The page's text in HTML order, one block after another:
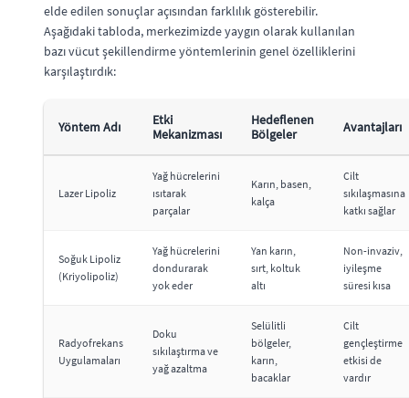
elde edilen sonuçlar açısından farklılık gösterebilir.
Aşağıdaki tabloda, merkezimizde yaygın olarak kullanılan
bazı vücut şekillendirme yöntemlerinin genel özelliklerini
karşılaştırdık:
Yöntem Adı
Etki
Mekanizması
Hedeflenen
Bölgeler
Avantajları
Lazer Lipoliz
Yağ hücrelerini
ısıtarak
parçalar
Karın, basen,
kalça
Cilt
sıkılaşmasına
katkı sağlar
Soğuk Lipoliz
(Kriyolipoliz)
Yağ hücrelerini
dondurarak
yok eder
Yan karın,
sırt, koltuk
altı
Non-invaziv,
iyileşme
süresi kısa
Radyofrekans
Uygulamaları
Doku
sıkılaştırma ve
yağ azaltma
Selülitli
bölgeler,
karın,
bacaklar
Cilt
gençleştirme
etkisi de
vardır